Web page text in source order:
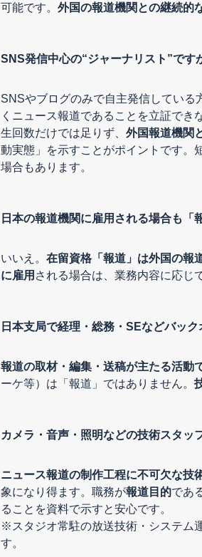
可能です。 外国の報道機関との継続的
SNS発信中心の“ジャーナリスト”です
SNSやブログのみで自主発信してい
くニュース報道であることを立証で
生回数だけでは足りず、 外国報道機関
動実態」を示すことがポイントです。
場合もあります。
日本の報道機関に雇用される場合も「
いいえ。 在留資格「報道」は外国の報
に雇用 される場合は、業務内容に応じ
日本支局で経理・総務・SEなどバッ
報道の取材・編集・送稿が主たる活動
ーケ等）は「報道」ではありません。
カメラ・音声・照明などの技術スタッ
ニュース報道の制作工程に不可欠な技
象になり得ます。職務が報道目的であ
ることを資料で示すと安心です。
※スタジオ常駐の放送技術・システム
す。